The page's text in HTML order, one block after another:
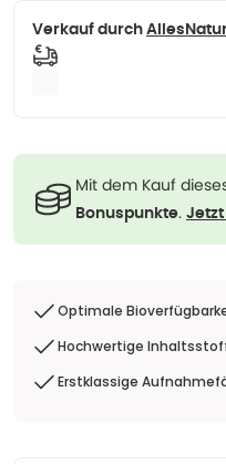
Verkauf durch
Mit dem Kauf
Bonuspunkte.
Optimale
Hochwertige
Erstklassige